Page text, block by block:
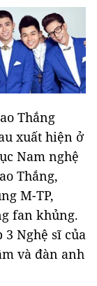
Thắng
xuất hiện ở
Nam nghệ
Thắng,
M-TP,
fan khủng.
3 Nghệ sĩ của
và đàn anh